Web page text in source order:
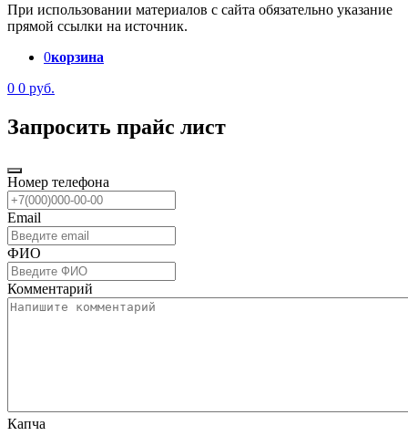
При использовании материалов с сайта обязательно указание
прямой ссылки на источник.
0корзина
0 0 руб.
Запросить прайс лист
Номер телефона
Email
ФИО
Комментарий
Капча